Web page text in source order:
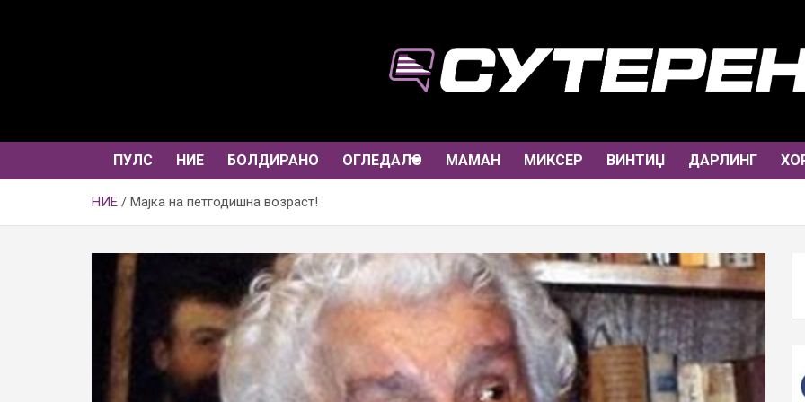
ПУЛС НИЕ БОЛДИРАНО ОГЛЕДАЛО МАМАН МИКСЕР ВИНТИЏ ДАРЛИНГ
НИЕ Мајка на петгодишна возраст!